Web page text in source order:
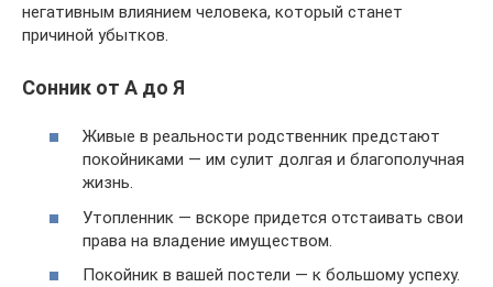
негативным влиянием человека, который станет
причиной убытков.
Сонник от А до Я
Живые в реальности родственник предстают
покойниками — им сулит долгая и благополучная
жизнь.
Утопленник — вскоре придется отстаивать свои
права на владение имуществом.
Покойник в вашей постели — к большому успеху.